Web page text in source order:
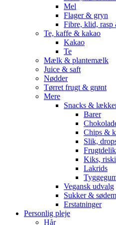
Mel
Flager & gryn
Fibre, klid, rasp
Te, kaffe & kakao
Kakao
Te
Mælk & plantemælk
Juice & saft
Nødder
Tørret frugt & grønt
Mere
Snacks &
Barer
Chips &
Slik,
Kiks,
Lakrids
Vegansk udvalg
Sukker &
Erstatninger
Personlig pleje
Hår